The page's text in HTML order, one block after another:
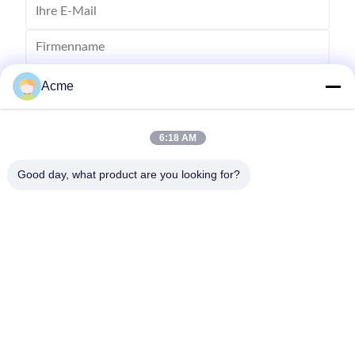
Senden Sie
Acme
6:18 AM
Good day, what product are you looking for?